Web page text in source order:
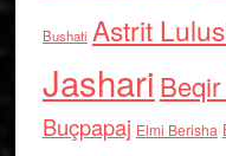
Bushati Astrit
Jashari
Buçpapaj Elmi Berisha